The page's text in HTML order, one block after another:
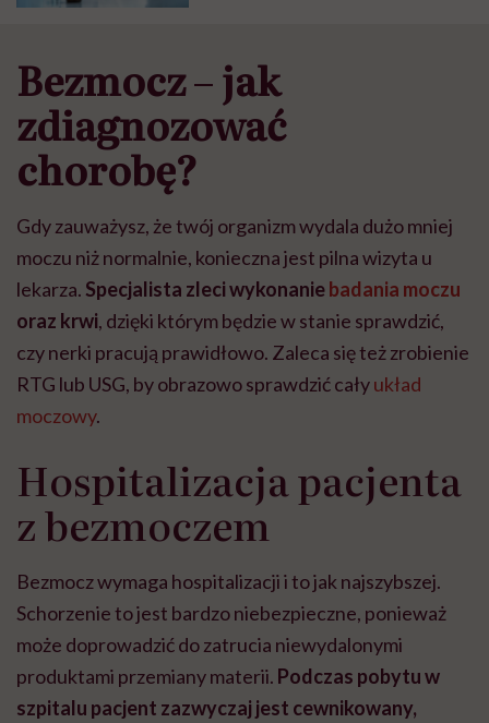
Bezmocz–jak
zdiagnozować
chorobę?
Gdy zauważysz, że twój organizm wydala dużo mniej
moczu niż normalnie, konieczna jest pilna wizyta u
lekarza. Specjalista zleci wykonaniebadania moczu
oraz krwi, dzięki którym będzie w stanie sprawdzić,
czy nerki pracują prawidłowo. Zaleca się też zrobienie
RTG lub USG, by obrazowo sprawdzić całyukład
moczowy.
Hospitalizacja pacjenta
z bezmoczem
Bezmocz wymaga hospitalizacji i to jak najszybszej.
Schorzenie to jest bardzo niebezpieczne, ponieważ
może doprowadzić do zatrucia niewydalonymi
produktami przemiany materii. Podczas pobytu w
szpitalu pacjent zazwyczaj jest cewnikowany,